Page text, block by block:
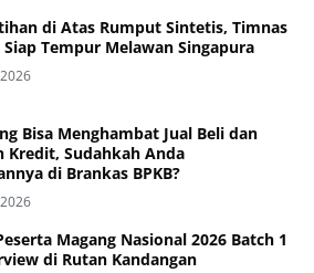
di Atas Rumput Sintetis, Timnas
Tempur Melawan Singapura
Bisa Menghambat Jual Beli dan
Kredit, Sudahkah Anda
di Brankas BPKB?
Magang Nasional 2026 Batch 1
di Rutan Kandangan